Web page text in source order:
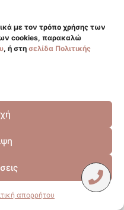
με τον τρόπο χρήσης των
cookies, παρακαλώ
, ή στη σελίδα Πολιτικής
απορρήτου
Marketing Agency